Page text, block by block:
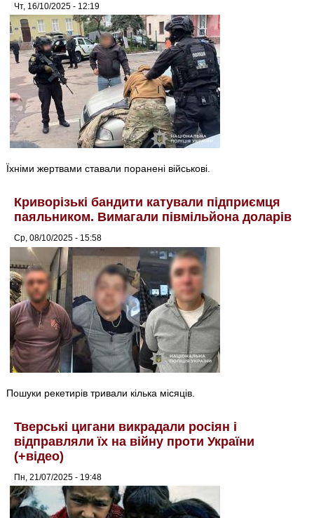
Чт, 16/10/2025 - 12:19
Їхніми жертвами ставали поранені військові.
Криворізькі бандити катували підприємця
паяльником. Вимагали півмільйона доларів
Ср, 08/10/2025 - 15:58
Пошуки рекетирів тривали кілька місяців.
Тверські цигани викрадали росіян і
відправляли їх на війну проти України
(+відео)
Пн, 21/07/2025 - 19:48